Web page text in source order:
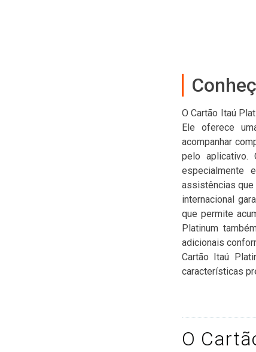
O Cartão Itaú
Ele oferece
acompanhar
pelo aplicativo.
especialmente
assistências que
internacional
que permite
Platinum
adicionais
Cartão Itaú
características
O